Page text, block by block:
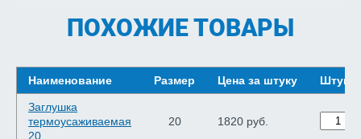
ПОХОЖИЕ ТОВАРЫ
Наименование Размер Цена за штуку Штуки
Заглушка
термоусаживаемая
20
20 1820 руб.